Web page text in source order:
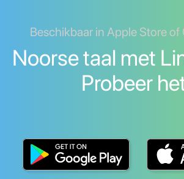
Beschikbaar in Apple Store of
Noorse taal met
Probeer